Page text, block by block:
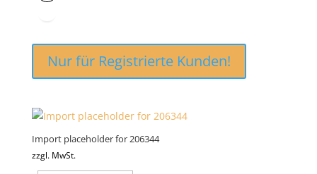
Nur für Registrierte Kunden!
Import placeholder for 206344
zzgl. MwSt.